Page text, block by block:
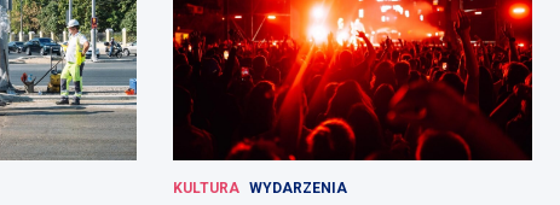
KULTURA WYDARZENIA